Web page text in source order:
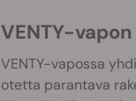
VENTY-
VENTY-vapossa
otetta parantava